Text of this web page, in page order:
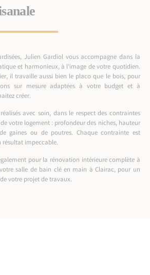
Julien Gardiol vous accompagne dans la
et harmonieux, à l’image de votre quotidien.
il travaille aussi bien le placo que le bois, pour
sur mesure adaptées à votre budget et à
créer.
avec soin, dans le respect des contraintes
votre logement : profondeur des niches, hauteur
gaines ou de poutres. Chaque contrainte est
impeccable.
pour la rénovation intérieure complète à
salle de bain clé en main à Clairac, pour un
votre projet de travaux.